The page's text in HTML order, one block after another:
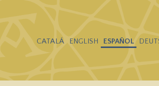
CATALÁ ENGLISH ESPAÑOL